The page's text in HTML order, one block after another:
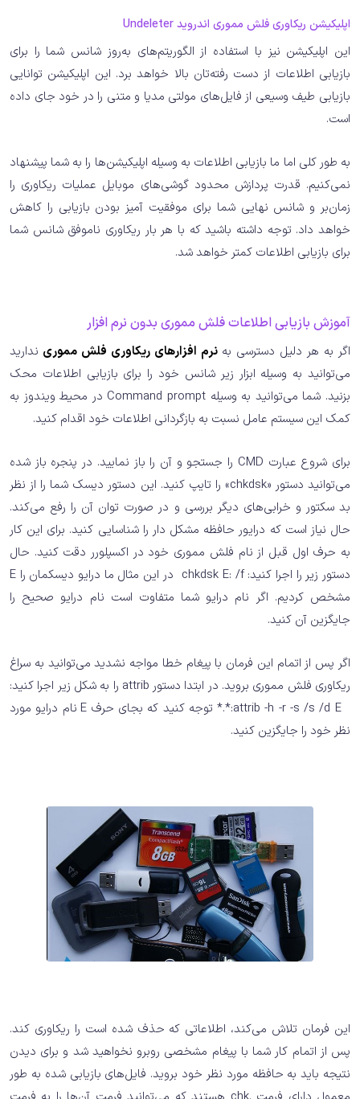
اپلیکیشن ریکاوری فلش مموری اندروید Undeleter
این اپلیکیشن نیز با استفاده از الگوریتم‌های به‌روز شانس شما را برای
بازیابی اطلاعات از دست رفته‌تان بالا خواهد برد. این اپلیکیشن توانایی
بازیابی طیف وسیعی از فایل‌های مولتی مدیا و متنی را در خود جای داده
است.
به طور کلی اما ما بازیابی اطلاعات به وسیله اپلیکیشن‌ها را به شما پیشنهاد
نمی‌کنیم. قدرت پردازش محدود گوشی‌های موبایل عملیات ریکاوری را
زمان‌بر و شانس نهایی شما برای موفقیت آمیز بودن بازیابی را کاهش
خواهد داد. توجه داشته باشید که با هر بار ریکاوری ناموفق شانس شما
برای بازیابی اطلاعات کمتر خواهد شد.
آموزش بازیابی اطلاعات فلش مموری بدون نرم افزار
اگر به هر دلیل دسترسی به نرم افزارهای ریکاوری فلش مموری ندارید
می‌توانید به وسیله ابزار زیر شانس خود را برای بازیابی اطلاعات محک
بزنید. شما می‌توانید به وسیله Command prompt در محیط ویندوز به
کمک این سیستم عامل نسبت به بازگردانی اطلاعات خود اقدام کنید.
برای شروع عبارت CMD را جستجو و آن را باز نمایید. در پنجره باز شده
می‌توانید دستور «chkdsk» را تایپ کنید. این دستور دیسک شما را از نظر
بد سکتور و خرابی‌های دیگر بررسی و در صورت توان آن را رفع می‌کند.
حال نیاز است که درایور حافظه مشکل دار را شناسایی کنید. برای این کار
به حرف اول قبل از نام فلش مموری خود در اکسپلورر دقت کنید. حال
دستور زیر را اجرا کنید: chkdsk E: /f در این مثال ما درایو دیسکمان را E
مشخص کردیم. اگر نام درایو شما متفاوت است نام درایو صحیح را
جایگزین آن کنید.
اگر پس از اتمام این فرمان با پیغام خطا مواجه نشدید می‌توانید به سراغ
ریکاوری فلش مموری بروید. در ابتدا دستور attrib را به شکل زیر اجرا کنید:
attrib -h -r -s /s /d E:*.* توجه کنید که بجای حرف E نام درایو مورد
نظر خود را جایگزین کنید.
این فرمان تلاش می‌کند، اطلاعاتی که حذف شده است را ریکاوری کند.
پس از اتمام کار شما با پیغام مشخصی روبرو نخواهید شد و برای دیدن
نتیجه باید به حافظه مورد نظر خود بروید. فایل‌های بازیابی شده به طور